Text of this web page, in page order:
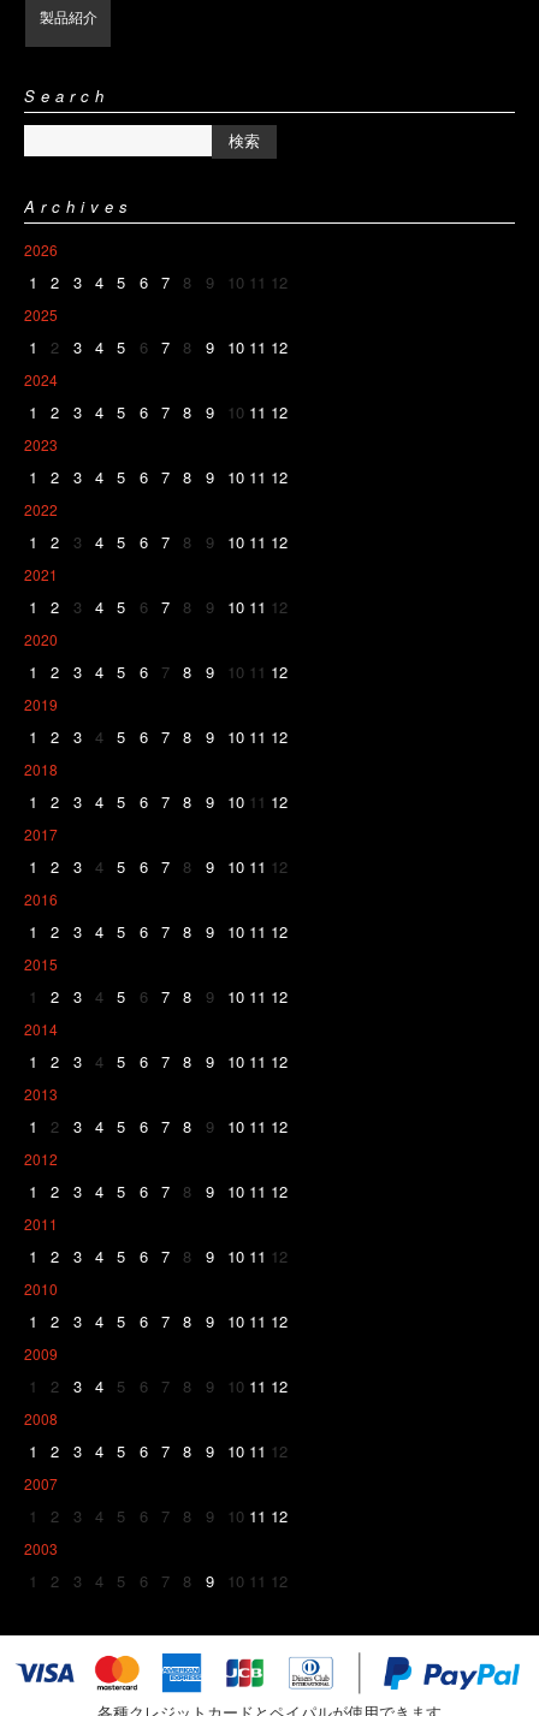
製品紹介
Search
Archives
2026
1 2 3 4 5 6 7 8 9 10 11 12
2025
1 2 3 4 5 6 7 8 9 10 11 12
2024
1 2 3 4 5 6 7 8 9 10 11 12
2023
1 2 3 4 5 6 7 8 9 10 11 12
2022
1 2 3 4 5 6 7 8 9 10 11 12
2021
1 2 3 4 5 6 7 8 9 10 11 12
2020
1 2 3 4 5 6 7 8 9 10 11 12
2019
1 2 3 4 5 6 7 8 9 10 11 12
2018
1 2 3 4 5 6 7 8 9 10 11 12
2017
1 2 3 4 5 6 7 8 9 10 11 12
2016
1 2 3 4 5 6 7 8 9 10 11 12
2015
1 2 3 4 5 6 7 8 9 10 11 12
2014
1 2 3 4 5 6 7 8 9 10 11 12
2013
1 2 3 4 5 6 7 8 9 10 11 12
2012
1 2 3 4 5 6 7 8 9 10 11 12
2011
1 2 3 4 5 6 7 8 9 10 11 12
2010
1 2 3 4 5 6 7 8 9 10 11 12
2009
1 2 3 4 5 6 7 8 9 10 11 12
2008
1 2 3 4 5 6 7 8 9 10 11 12
2007
1 2 3 4 5 6 7 8 9 10 11 12
2003
1 2 3 4 5 6 7 8 9 10 11 12